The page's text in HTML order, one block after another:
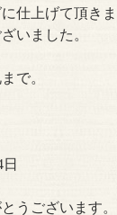
仕上げて頂きま
いました。
で。
うございます